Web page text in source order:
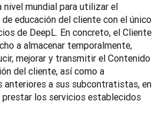
nivel mundial para utilizar el
educación del cliente con el único
de DeepL. En concreto, el Cliente
a almacenar temporalmente,
mejorar y transmitir el Contenido
del cliente, así como a
anteriores a sus subcontratistas, en
prestar los servicios establecidos